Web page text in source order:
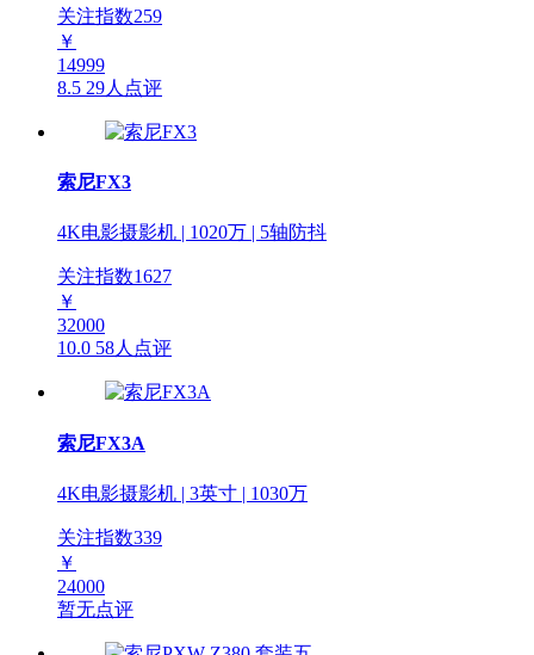
关注指数259
￥
14999
8.5 29人点评
索尼FX3
4K电影摄影机 | 1020万 | 5轴防抖
关注指数1627
￥
32000
10.0 58人点评
索尼FX3A
4K电影摄影机 | 3英寸 | 1030万
关注指数339
￥
24000
暂无点评